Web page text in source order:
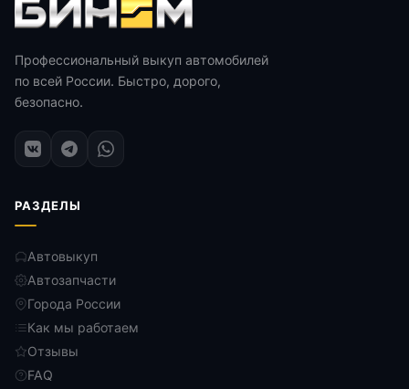
Профессиональный выкуп автомобилей
по всей России. Быстро, дорого,
безопасно.
РАЗДЕЛЫ
Автовыкуп
Автозапчасти
Города России
Как мы работаем
Отзывы
FAQ